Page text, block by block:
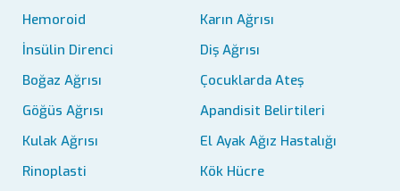
Hemoroid
Karın Ağrısı
İnsülin Direnci
Diş Ağrısı
Boğaz Ağrısı
Çocuklarda Ateş
Göğüs Ağrısı
Apandisit Belirtileri
Kulak Ağrısı
El Ayak Ağız Hastalığı
Rinoplasti
Kök Hücre